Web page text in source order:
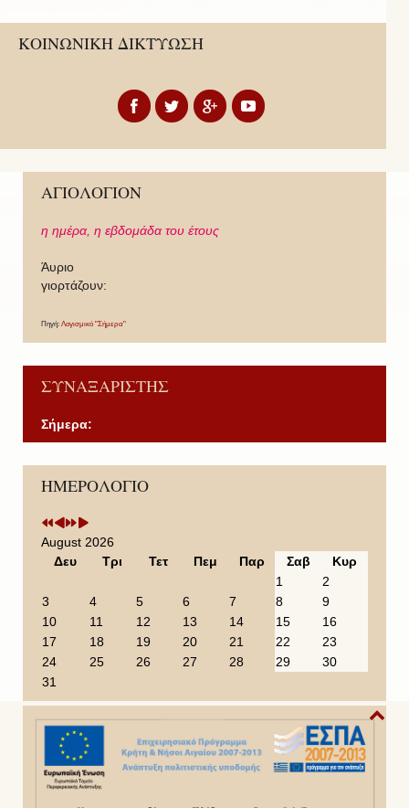
ΚΟΙΝΩΝΙΚΗ ΔΙΚΤΥΩΣΗ
ΑΓΙΟΛΟΓΙΟΝ
η ημέρα, η εβδομάδα του έτους
Άυριο
γιορτάζουν:
Πηγή: Λογισμικό "Σήμερα"
ΣΥΝΑΞΑΡΙΣΤΗΣ
Σήμερα:
ΗΜΕΡΟΛΟΓΙΟ
P
r
v
i
s
e
a
r
P
r
v
i
o
o
t
h
N
e
t
Y
e
N
e
t
M
August 2026
Δευ
Τρι Τετ Πεμ Παρ Σαβ
Κυρ
1
2
3
4 5 6 7 8
9
10
11 12 13 14 15
16
17
18 19 20 21 22
23
24
25 26 27 28 29
30
31